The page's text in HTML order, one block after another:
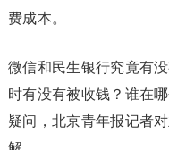
费成本。
微信和民生银行究竟有
时有没有被收钱？谁在
疑问，北京青年报记者